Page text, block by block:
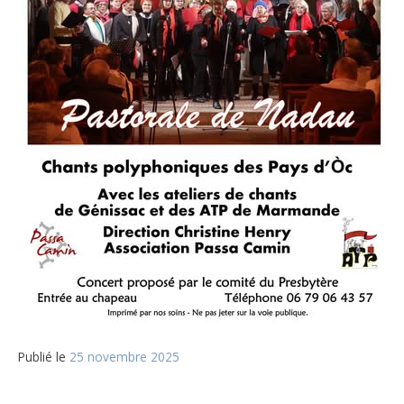
Publié le 25 novembre 2025